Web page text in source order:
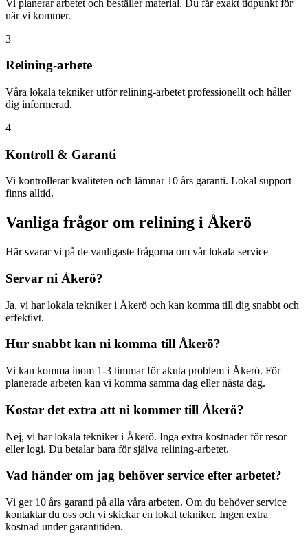
Vi planerar arbetet och beställer material. Du får exakt tidpunkt för
när vi kommer.
3
Relining-arbete
Våra lokala tekniker utför relining-arbetet professionellt och håller
dig informerad.
4
Kontroll & Garanti
Vi kontrollerar kvaliteten och lämnar 10 års garanti. Lokal support
finns alltid.
Vanliga frågor om relining i Åkerö
Här svarar vi på de vanligaste frågorna om vår lokala service
Servar ni Åkerö?
Ja, vi har lokala tekniker i Åkerö och kan komma till dig snabbt och
effektivt.
Hur snabbt kan ni komma till Åkerö?
Vi kan komma inom 1-3 timmar för akuta problem i Åkerö. För
planerade arbeten kan vi komma samma dag eller nästa dag.
Kostar det extra att ni kommer till Åkerö?
Nej, vi har lokala tekniker i Åkerö. Inga extra kostnader för resor
eller logi. Du betalar bara för själva relining-arbetet.
Vad händer om jag behöver service efter arbetet?
Vi ger 10 års garanti på alla våra arbeten. Om du behöver service
kontaktar du oss och vi skickar en lokal tekniker. Ingen extra
kostnad under garantitiden.